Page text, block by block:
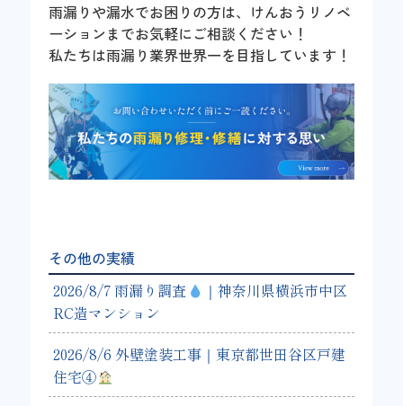
雨漏りや漏水でお困りの方は、けんおうリノベ
ーションまでお気軽にご相談ください！
私たちは雨漏り業界世界一を目指しています！
その他の実績
2026/8/7 雨漏り調査
｜神奈川県横浜市中区
RC造マンション
2026/8/6 外壁塗装工事｜東京都世田谷区戸建
住宅④